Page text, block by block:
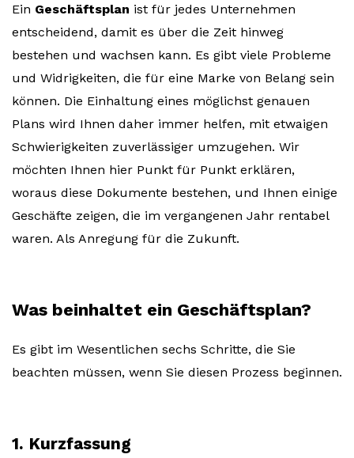
Ein Geschäftsplan ist für jedes Unternehmen
entscheidend, damit es über die Zeit hinweg
bestehen und wachsen kann. Es gibt viele Probleme
und Widrigkeiten, die für eine Marke von Belang sein
können. Die Einhaltung eines möglichst genauen
Plans wird Ihnen daher immer helfen, mit etwaigen
Schwierigkeiten zuverlässiger umzugehen. Wir
möchten Ihnen hier Punkt für Punkt erklären,
woraus diese Dokumente bestehen, und Ihnen einige
Geschäfte zeigen, die im vergangenen Jahr rentabel
waren. Als Anregung für die Zukunft.
Was beinhaltet ein Geschäftsplan?
Es gibt im Wesentlichen sechs Schritte, die Sie
beachten müssen, wenn Sie diesen Prozess beginnen.
1. Kurzfassung